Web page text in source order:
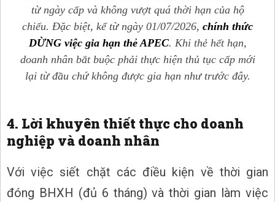
từ ngày cấp và không vượt quá thời hạn của hộ
chiếu. Đặc biệt, kể từ ngày 01/07/2026, chính thức
DỪNG việc gia hạn thẻ APEC. Khi thẻ hết hạn,
doanh nhân bắt buộc phải thực hiện thủ tục cấp mới
lại từ đầu chứ không được gia hạn như trước đây.
4. Lời khuyên thiết thực cho doanh
nghiệp và doanh nhân
Với việc siết chặt các điều kiện về thời gian
đóng BHXH (đủ 6 tháng) và thời gian làm việc